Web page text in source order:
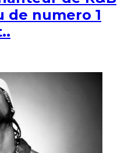
de numero 1